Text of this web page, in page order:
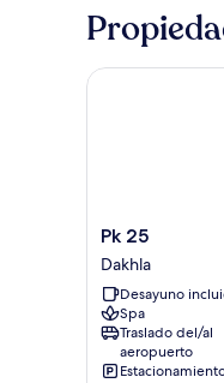
individuales
matrimonial
Pk
25
Dakhla
Pk 25
Dakhla
Desayuno
Spa
Traslado del/al
aeropuerto
Pk 25